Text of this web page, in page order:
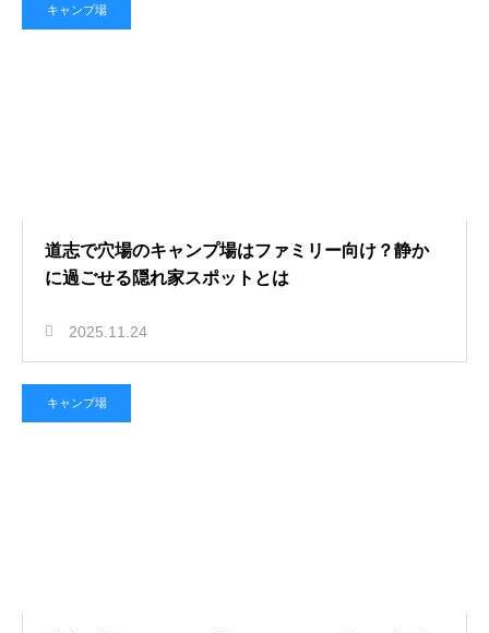
キャンプ場
道志で穴場のキャンプ場はファミリー向け？静か
に過ごせる隠れ家スポットとは
2025.11.24
キャンプ場